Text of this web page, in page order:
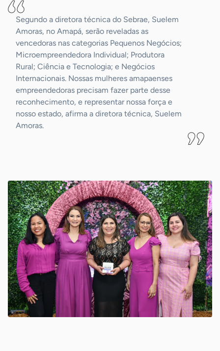
Segundo a diretora técnica do Sebrae, Suelem
Amoras, no Amapá, serão reveladas as
vencedoras nas categorias Pequenos Negócios;
Microempreendedora Individual; Produtora
Rural; Ciência e Tecnologia; e Negócios
Internacionais. Nossas mulheres amapaenses
empreendedoras precisam fazer parte desse
reconhecimento, e representar nossa força e
nosso estado, afirma a diretora técnica, Suelem
Amoras.